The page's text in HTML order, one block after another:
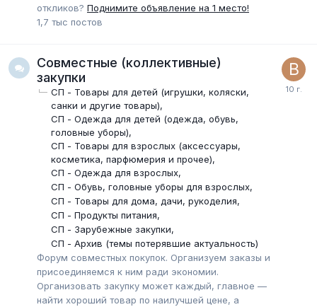
откликов? Поднимите объявление на 1 место!
1,7 тыс постов
Совместные (коллективные)
закупки
СП - Товары для детей (игрушки, коляски,
санки и другие товары)
СП - Одежда для детей (одежда, обувь,
головные уборы)
СП - Товары для взрослых (аксессуары,
косметика, парфюмерия и прочее)
СП - Одежда для взрослых
СП - Обувь, головные уборы для взрослых
СП - Товары для дома, дачи, рукоделия
СП - Продукты питания
СП - Зарубежные закупки
СП - Архив (темы потерявшие актуальность)
Форум совместных покупок. Организуем заказы и
присоединяемся к ним ради экономии.
Организовать закупку может каждый, главное —
найти хороший товар по наилучшей цене, а